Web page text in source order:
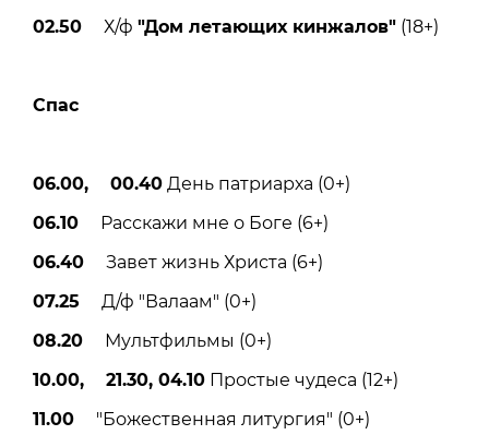
02.50 Х/ф "Дом летающих кинжалов" (18+)
Спас
06.00, 00.40 День патриарха (0+)
06.10 Расскажи мне о Боге (6+)
06.40 Завет жизнь Христа (6+)
07.25 Д/ф "Валаам" (0+)
08.20 Мультфильмы (0+)
10.00, 21.30, 04.10 Простые чудеса (12+)
11.00 "Божественная литургия" (0+)